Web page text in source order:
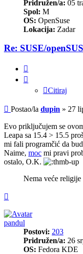
Pridružen/a: 05
Spol: M
OS: OpenSuse
Lokacija: Zadar
Re: SUSE/
Citiraj
Post
Postao/la dupin » 27
Evo priključujem se
Leapa sa 15.4 > 15.5
mi fali programčić da
Naime, moc mi pravi
ostalo, O.K.
Nema veće religije
pandul
Postovi: 203
Pridružen/a: 26
OS: Fedora KDE